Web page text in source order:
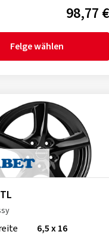
98,77 €
Felge wählen
6,5 x 16